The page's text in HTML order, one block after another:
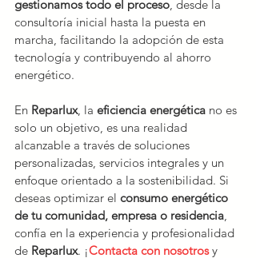
gestionamos todo el proceso , desde la
consultoría inicial hasta la puesta en
marcha, facilitando la adopción de esta
tecnología y contribuyendo al ahorro
energético.
En Reparlux, la eficiencia energética no es
solo un objetivo, es una realidad
alcanzable a través de soluciones
personalizadas, servicios integrales y un
enfoque orientado a la sostenibilidad. Si
deseas optimizar el consumo energético
de tu comunidad, empresa o residencia
confía en la experiencia y profesionalidad
de Reparlux. ¡Contacta con nosotros y